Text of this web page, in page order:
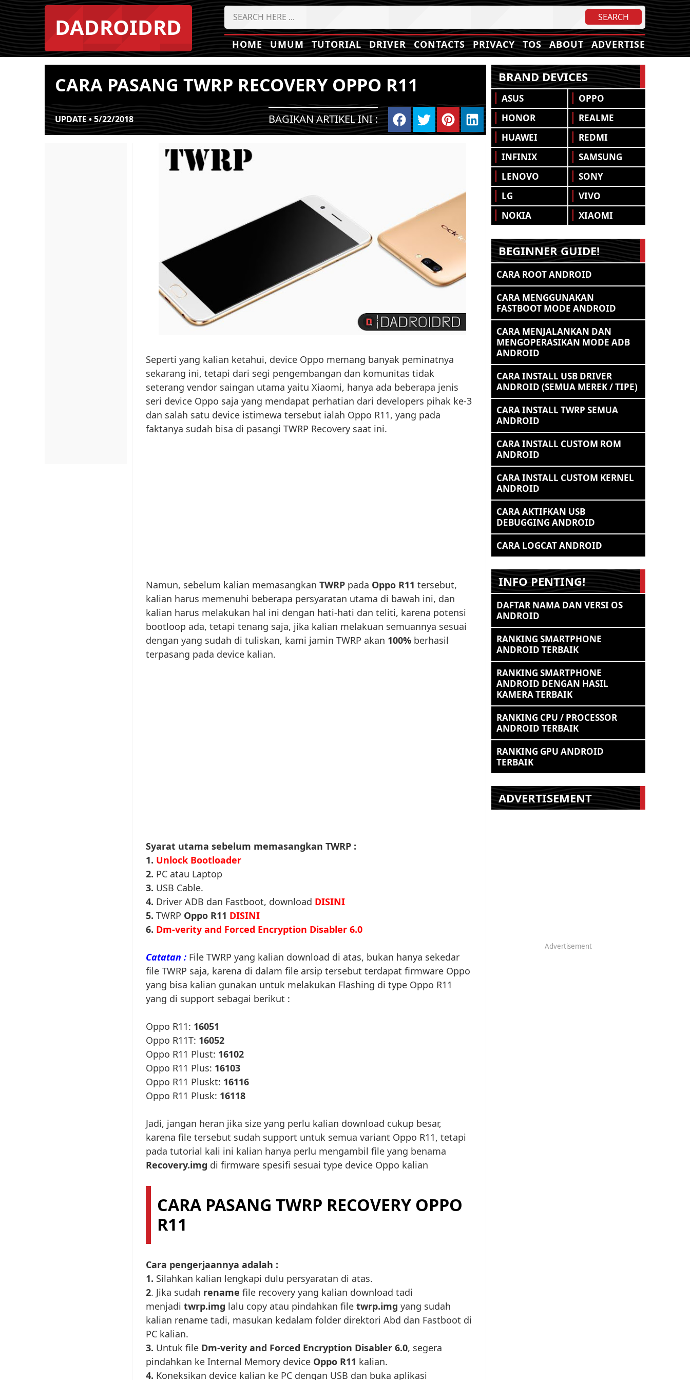
DADROIDRD
HOME UMUM TUTORIAL DRIVER CONTACTS PRIVACY TOS ABOUT ADVERTISE
CARA PASANG TWRP RECOVERY OPPO R11
UPDATE • 5/22/2018 BAGIKAN ARTIKEL INI :
Seperti yang kalian ketahui, device Oppo memang banyak peminatnya
sekarang ini, tetapi dari segi pengembangan dan komunitas tidak
seterang vendor saingan utama yaitu Xiaomi, hanya ada beberapa jenis
seri device Oppo saja yang mendapat perhatian dari developers pihak ke-3
dan salah satu device istimewa tersebut ialah Oppo R11, yang pada
faktanya sudah bisa di pasangi TWRP Recovery saat ini.
Namun, sebelum kalian memasangkan TWRP pada Oppo R11 tersebut,
kalian harus memenuhi beberapa persyaratan utama di bawah ini, dan
kalian harus melakukan hal ini dengan hati-hati dan teliti, karena potensi
bootloop ada, tetapi tenang saja, jika kalian melakuan semuannya sesuai
dengan yang sudah di tuliskan, kami jamin TWRP akan 100% berhasil
terpasang pada device kalian.
Syarat utama sebelum memasangkan TWRP :
1. Unlock Bootloader
2. PC atau Laptop
3. USB Cable.
4. Driver ADB dan Fastboot, download DISINI
5. TWRP Oppo R11 DISINI
6. Dm-verity and Forced Encryption Disabler 6.0
Catatan : File TWRP yang kalian download di atas, bukan hanya sekedar
file TWRP saja, karena di dalam file arsip tersebut terdapat firmware Oppo
yang bisa kalian gunakan untuk melakukan Flashing di type Oppo R11
yang di support sebagai berikut :
Oppo R11: 16051
Oppo R11T: 16052
Oppo R11 Plust: 16102
Oppo R11 Plus: 16103
Oppo R11 Pluskt: 16116
Oppo R11 Plusk: 16118
Jadi, jangan heran jika size yang perlu kalian download cukup besar,
karena file tersebut sudah support untuk semua variant Oppo R11, tetapi
pada tutorial kali ini kalian hanya perlu mengambil file yang benama
Recovery.img di firmware spesifi sesuai type device Oppo kalian
CARA PASANG TWRP RECOVERY OPPO
R11
Cara pengerjaannya adalah :
1. Silahkan kalian lengkapi dulu persyaratan di atas.
2. Jika sudah rename file recovery yang kalian download tadi
menjadi twrp.img lalu copy atau pindahkan file twrp.img yang sudah
kalian rename tadi, masukan kedalam folder direktori Abd dan Fastboot di
PC kalian.
3. Untuk file Dm-verity and Forced Encryption Disabler 6.0, segera
pindahkan ke Internal Memory device Oppo R11 kalian.
4. Koneksikan device kalian ke PC dengan USB dan buka aplikasi
BRAND DEVICES
ASUS
HONOR
HUAWEI
INFINIX
LENOVO
LG
NOKIA
OPPO
REALME
REDMI
SAMSUNG
SONY
VIVO
XIAOMI
BEGINNER GUIDE!
CARA ROOT ANDROID
CARA MENGGUNAKAN
FASTBOOT MODE ANDROID
CARA MENJALANKAN DAN
MENGOPERASIKAN MODE ADB
ANDROID
CARA INSTALL USB DRIVER
ANDROID (SEMUA MEREK / TIPE)
CARA INSTALL TWRP SEMUA
ANDROID
CARA INSTALL CUSTOM ROM
ANDROID
CARA INSTALL CUSTOM KERNEL
ANDROID
CARA AKTIFKAN USB
DEBUGGING ANDROID
CARA LOGCAT ANDROID
INFO PENTING!
DAFTAR NAMA DAN VERSI OS
ANDROID
RANKING SMARTPHONE
ANDROID TERBAIK
RANKING SMARTPHONE
ANDROID DENGAN HASIL
KAMERA TERBAIK
RANKING CPU / PROCESSOR
ANDROID TERBAIK
RANKING GPU ANDROID
TERBAIK
ADVERTISEMENT
Advertisement